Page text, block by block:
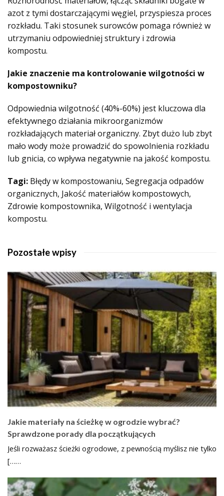
azot z tymi dostarczającymi węgiel, przyspiesza proces
rozkładu. Taki stosunek surowców pomaga również w
utrzymaniu odpowiedniej struktury i zdrowia
kompostu.
Jakie znaczenie ma kontrolowanie wilgotności w
kompostowniku?
Odpowiednia wilgotność (40%-60%) jest kluczowa dla
efektywnego działania mikroorganizmów
rozkładających materiał organiczny. Zbyt dużo lub zbyt
mało wody może prowadzić do spowolnienia rozkładu
lub gnicia, co wpływa negatywnie na jakość kompostu.
Tagi: Błędy w kompostowaniu, Segregacja odpadów
organicznych, Jakość materiałów kompostowych,
Zdrowie kompostownika, Wilgotność i wentylacja
kompostu.
Pozostałe wpisy
Jakie materiały na ścieżkę w ogrodzie wybrać?
Sprawdzone porady dla początkujących
Jeśli rozważasz ścieżki ogrodowe, z pewnością myślisz nie tylko
[……